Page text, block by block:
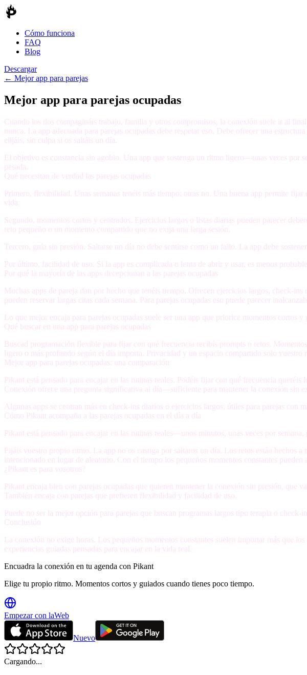
Cómo funciona
FAQ
Blog
Descargar
← Mejor app para parejas
Mejor app para parejas ocupadas
Cuando los dos compagináis trabajo, familia y otros compromisos, la conexión suele ir al
nunca. La app adecuada para parejas ocupadas debe respetar eso. Debe ofrecer una
elijáis, sin culpa si os saltáis un día.
El objetivo es constancia sin agobio. Una app que sostenga un ritmo ligero—unas veces
pesada.
Qué necesitan de verdad las parejas ocupadas
Primero, flexibilidad . Unas semanas tenéis más tiempo; otras no. Una buena app permite
vida.
Segundo, momentos cortos y centrados . Ejercicios largos o listas diarias pueden parecer
reto pequeño o un momento compartido que no exija una larga sesión.
Tercero, guía sin presión . Saltarse un día no debe sentirse como un fallo. La app debe
Por último, facilidad de uso . Si la app es complicada o lenta de abrir y usar, es menos
Por qué la mayoría de las apps decepcionan a las parejas ocupadas
Muchas apps de pareja dan por hecho que tenéis tiempo. Ofrecen ejercicios largos, check-
pueden reservar largas citas cada semana. Para parejas ocupadas eso puede parecer
Lo que mejor encaja para parejas ocupadas suele ser una app que priorice momentos
Qué buscar en una app para parejas ocupadas
Buscad programación flexible para fijar con qué frecuencia recibís prompts o retos.
ligero o más profundo según el día importa.
Privacidad y un espacio compartido solo vuestro
Mejor app para parejas ocupadas: una comparación
Pikant está pensado para encajar en las rutinas reales. Podéis fijar con qué frecuencia
Conexión ofrece una pregunta significativa al día—suficiente para mantener la conexión sin
Algunas apps se centran más en check-ins diarios o ejercicios largos, útiles para parejas
Cómo Pikant acompaña a las parejas ocupadas en el día a día
Pikant está pensado para encajar en las rutinas reales—unos minutos, unas veces por
Fijáis vuestro propio ritmo. La app no os castiga por saltaros un día. Los retos están hechos
intencionado en lugar de aleatorio. Con el tiempo los pequeños momentos constantes
¿Pikant es para vosotros?
Pikant encaja bien con parejas ocupadas que quieren mantener la conexión sin presión, que
También encaja con parejas que prefieren flexibilidad y facilidad de uso.
Puede no ser la mejor opción para parejas que buscan programas largos tipo terapia o check-
Conclusión
La conexión no exige horas. Los pequeños momentos constantes suelen importar más que
experiencias guiadas pensadas para encajar en la vida real.
Encuadra la conexión en tu agenda con Pikant
Elige tu propio ritmo. Momentos cortos y guiados cuando tienes poco tiempo.
Empezar con laWeb
Nuevo
Cargando...